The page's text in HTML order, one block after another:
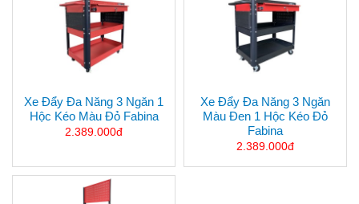
Xe Đẩy Đa Năng 3 Ngăn 1
Hộc Kéo Màu Đỏ Fabina
2.389.000đ
Xe Đẩy Đa Năng 3 Ngăn
Màu Đen 1 Hộc Kéo Đỏ
Fabina
2.389.000đ